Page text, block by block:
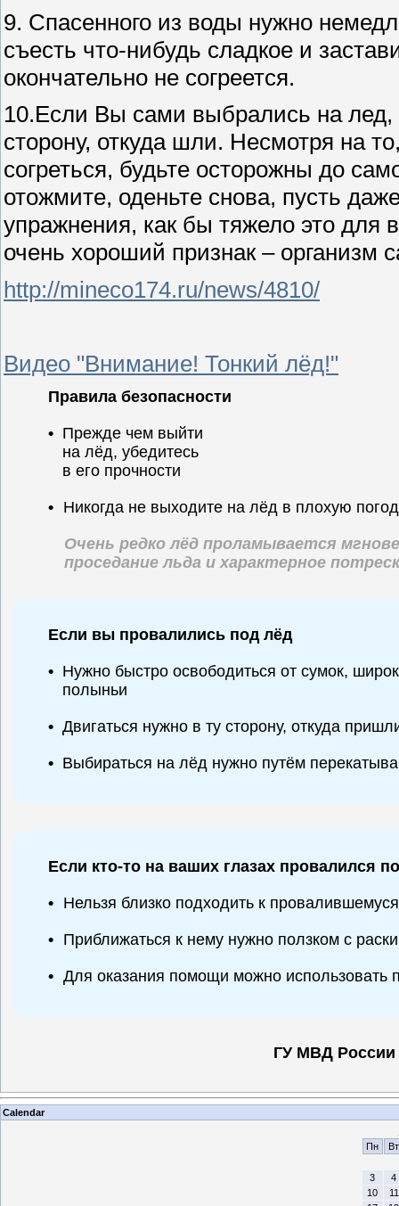
9. Спасенного из воды нужно
съесть что-нибудь сладкое и
окончательно не согреется.
10.Если Вы сами выбрались на лед,
сторону, откуда шли. Несмотря на
согреться, будьте осторожны до
отожмите, оденьте снова, пусть
упражнения, как бы тяжело это для
очень хороший признак – организм
http://mineco174.ru/news/4810/
Видео "Внимание! Тонкий лёд!"
Правила безопасности
• Прежде чем выйти
на лёд, убедитесь
в его прочности
• Никогда не выходите на лёд в плохую
Очень редко лёд проламывается
проседание льда и характерное
Если вы провалились под лёд
• Нужно быстро освободиться от сумок,
полыньи
• Двигаться нужно в ту сторону, откуда
• Выбираться на лёд нужно путём
Если кто-то на ваших глазах провалился
• Нельзя близко подходить к провалившемуся
• Приближаться к нему нужно ползком с
• Для оказания помощи можно использовать
ГУ МВД России
Calendar
Пн
Вт
3
4
10
11